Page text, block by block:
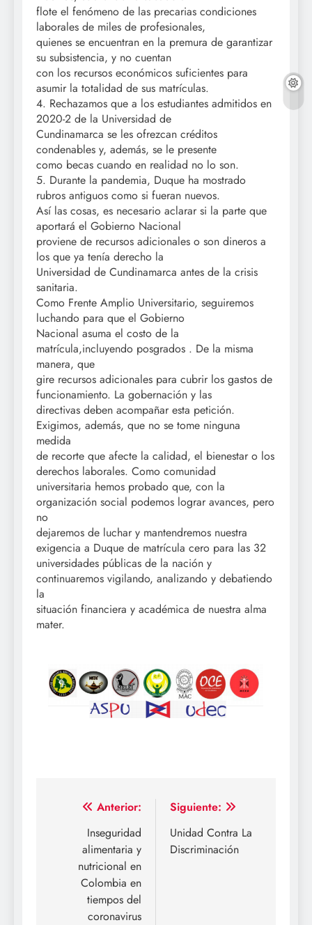
flote el fenómeno de las precarias condiciones
laborales de miles de profesionales,
quienes se encuentran en la premura de garantizar
su subsistencia, y no cuentan
con los recursos económicos suficientes para
asumir la totalidad de sus matrículas.
4. Rechazamos que a los estudiantes admitidos en
2020-2 de la Universidad de
Cundinamarca se les ofrezcan créditos
condenables y, además, se le presente
como becas cuando en realidad no lo son.
5. Durante la pandemia, Duque ha mostrado
rubros antiguos como si fueran nuevos.
Así las cosas, es necesario aclarar si la parte que
aportará el Gobierno Nacional
proviene de recursos adicionales o son dineros a
los que ya tenía derecho la
Universidad de Cundinamarca antes de la crisis
sanitaria.
Como Frente Amplio Universitario, seguiremos
luchando para que el Gobierno
Nacional asuma el costo de la
matrícula,incluyendo posgrados . De la misma
manera, que
gire recursos adicionales para cubrir los gastos de
funcionamiento. La gobernación y las
directivas deben acompañar esta petición.
Exigimos, además, que no se tome ninguna
medida
de recorte que afecte la calidad, el bienestar o los
derechos laborales. Como comunidad
universitaria hemos probado que, con la
organización social podemos lograr avances, pero
no
dejaremos de luchar y mantendremos nuestra
exigencia a Duque de matrícula cero para las 32
universidades públicas de la nación y
continuaremos vigilando, analizando y debatiendo
la
situación financiera y académica de nuestra alma
mater.
Navegación
entradas
Anterior:
Inseguridad
alimentaria y
nutricional en
Colombia en
tiempos del
coronavirus
Siguiente:
Unidad Contra La
Discriminación